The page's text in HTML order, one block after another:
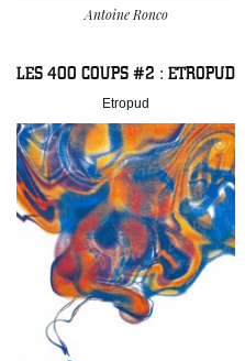
Antoine Ronco
LES 400 COUPS #2 : ETROPUD
Etropud